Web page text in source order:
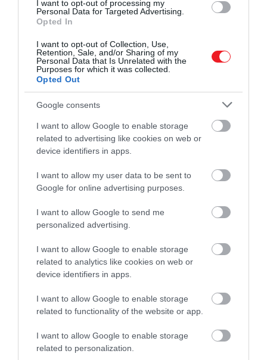
I want to opt-out of processing my
Personal Data for Targeted Advertising.
Opted In
I want to opt-out of Collection, Use,
Retention, Sale, and/or Sharing of my
Personal Data that Is Unrelated with the
Purposes for which it was collected.
Opted Out
Google consents
I want to allow Google to enable storage
related to advertising like cookies on web or
device identifiers in apps.
I want to allow my user data to be sent to
Google for online advertising purposes.
I want to allow Google to send me
personalized advertising.
I want to allow Google to enable storage
related to analytics like cookies on web or
device identifiers in apps.
I want to allow Google to enable storage
related to functionality of the website or app.
I want to allow Google to enable storage
related to personalization.
nevek közé; ez azonban csak még jobban
hogy milyen meglepetésekre képes egy független
Ez is érdekelhet!
Mindent a gyermekért (2020)